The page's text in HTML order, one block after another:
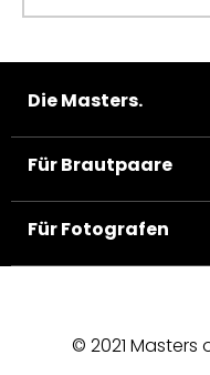
Die Masters.
Für Brautpaare
Für Fotografen
© 2021